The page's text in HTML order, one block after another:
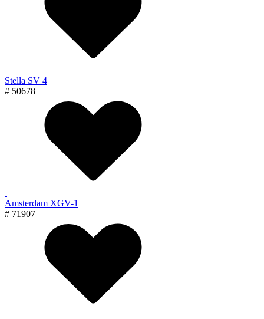
Stella SV 4
# 50678
Amsterdam XGV-1
# 71907